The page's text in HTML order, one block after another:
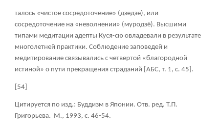
талось «чистое сосредоточение» (дзедзё), или
сосредоточение на «неволнении» (муродзё). Высшими
типами медитации адепты Куся-сю овладевали в результате
многолетней практики. Соблюдение заповедей и
медитирование связывались с четвертой «благородной
истиной» о пути прекращения страданий [АБС, т. 1, с. 45].
[54]
Цитируется по изд.: Буддизм в Японии. Отв. ред. Т.П.
Григорьева. М., 1993, с. 46-54.